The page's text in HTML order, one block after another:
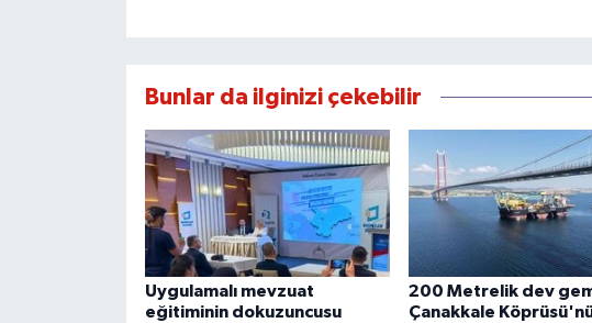
Bunlar da ilginizi çekebilir
Uygulamalı mevzuat
eğitiminin dokuzuncusu
200 Metrelik dev
Çanakkale